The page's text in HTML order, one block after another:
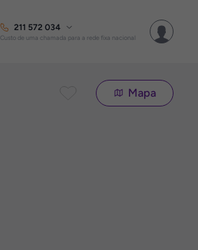
211 572 034
Custo de uma chamada para a rede fixa nacional
Mapa